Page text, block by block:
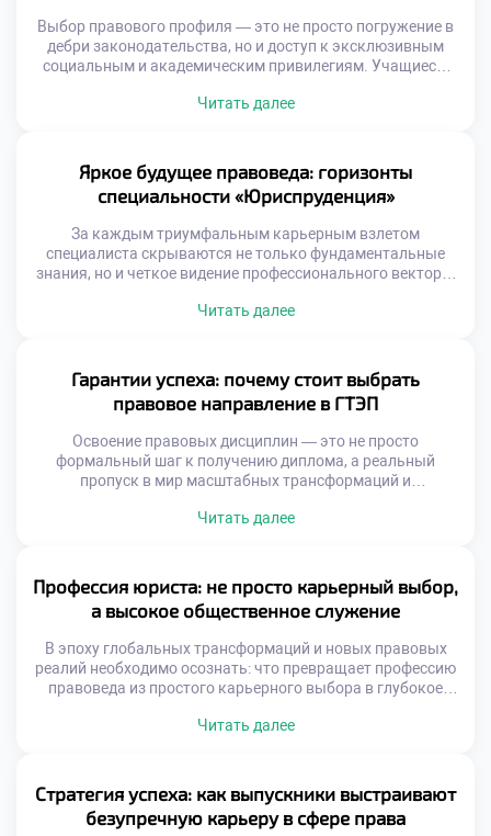
Выбор правового профиля — это не просто погружение в
дебри законодательства, но и доступ к эксклюзивным
социальным и академическим привилегиям. Учащиеся,
обретают мощный фундамент для личного и карьерного
в мир больших возможностей, где каждый студент
окружен заботой и […]
Читать далее
Яркое будущее правоведа: горизонты
специальности «Юриспруденция»
За каждым триумфальным карьерным взлетом
специалиста скрываются не только фундаментальные
знания, но и четкое видение профессионального вектора.
справедливости, охватывая в своей деятельности всё: от
обучение в московском техникуме становится тем самым
надежным стартом, который позволяет будущим
экспертам не просто освоить нормы, […]
Читать далее
Гарантии успеха: почему стоит выбрать
правовое направление в ГТЭП
Освоение правовых дисциплин — это не просто
формальный шаг к получению диплома, а реальный
пропуск в мир масштабных трансформаций и
мастеров своего дела учащиеся прокачивают
юридическая практика. Именно поэтому качественное
обучение в московском техникуме становится той самой
надежной гарантией, которая […]
Читать далее
Профессия юриста: не просто карьерный выбор,
а высокое общественное служение
В эпоху глобальных трансформаций и новых правовых
реалий необходимо осознать: что превращает профессию
правоведа из простого карьерного выбора в глубокое
неизбежно приходим к пониманию фундаментальной
техникуме становится тем самым надежным
фундаментом, который позволяет будущим специалистам
[…]
Читать далее
Стратегия успеха: как выпускники выстраивают
безупречную карьеру в сфере права